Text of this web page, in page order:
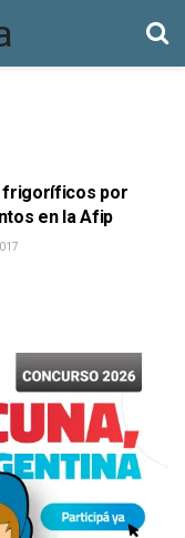
frigoríficos por
en la Afip